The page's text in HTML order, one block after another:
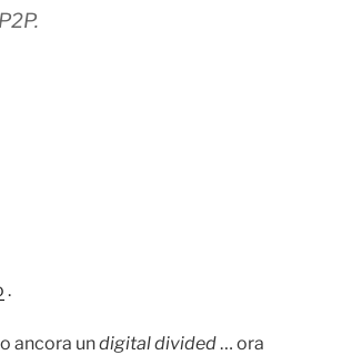
.
ancora undigital divided… ora